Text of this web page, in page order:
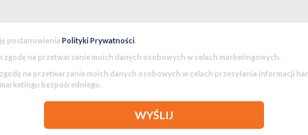
postanowienia Polityki Prywatności.
zgodę na przetwarzanie moich danych osobowych w celach marketingowych.
na przetwarzanie moich danych osobowych w celach przesyłania informacji
bezpośredniego.
WYŚLIJ